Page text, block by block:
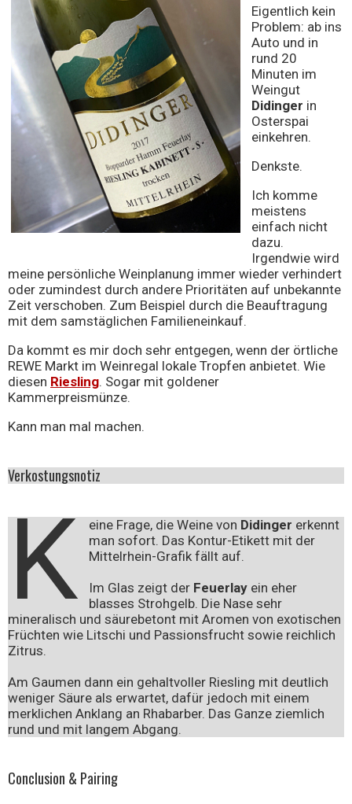
Eigentlich kein
Problem: ab ins
Auto und in
rund 20
Minuten im
Weingut
Didinger in
Osterspai
einkehren.
Denkste.
Ich komme
meistens
einfach nicht
dazu.
Irgendwie wird
meine persönliche Weinplanung immer wieder verhindert
oder zumindest durch andere Prioritäten auf unbekannte
Zeit verschoben. Zum Beispiel durch die Beauftragung
mit dem samstäglichen Familieneinkauf.
Da kommt es mir doch sehr entgegen, wenn der örtliche
REWE Markt im Weinregal lokale Tropfen anbietet. Wie
diesen Riesling. Sogar mit goldener
Kammerpreismünze.
Kann man mal machen.
Verkostungsnotiz
K eine Frage, die Weine von Didinger erkennt
man sofort. Das Kontur-Etikett mit der
Mittelrhein-Grafik fällt auf.
Im Glas zeigt der Feuerlay ein eher
blasses Strohgelb. Die Nase sehr
mineralisch und säurebetont mit Aromen von exotischen
Früchten wie Litschi und Passionsfrucht sowie reichlich
Zitrus.
Am Gaumen dann ein gehaltvoller Riesling mit deutlich
weniger Säure als erwartet, dafür jedoch mit einem
merklichen Anklang an Rhabarber. Das Ganze ziemlich
rund und mit langem Abgang.
Conclusion & Pairing